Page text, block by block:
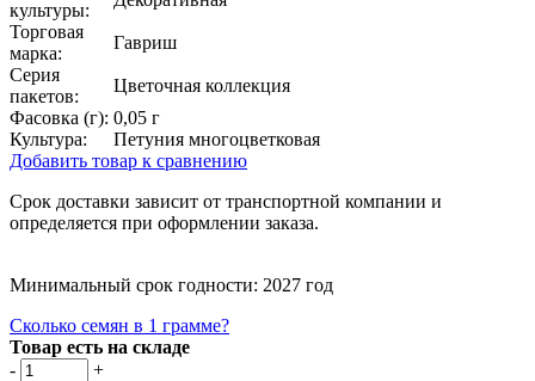
культуры:
Торговая
марка:
Гавриш
Серия
пакетов:
Цветочная коллекция
Фасовка (г): 0,05 г
Культура:
Петуния многоцветковая
Добавить товар к сравнению
Срок доставки зависит от транспортной компании и
определяется при оформлении заказа.
Минимальный срок годности: 2027 год
Сколько семян в 1 грамме?
Товар есть на складе
-
+